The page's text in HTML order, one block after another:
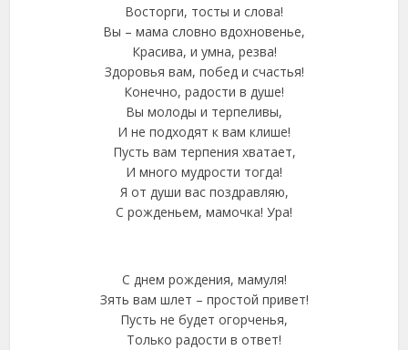
Восторги, тосты и слова!
Вы – мама словно вдохновенье,
Красива, и умна, резва!
Здоровья вам, побед и счастья!
Конечно, радости в душе!
Вы молоды и терпеливы,
И не подходят к вам клише!
Пусть вам терпения хватает,
И много мудрости тогда!
Я от души вас поздравляю,
С рожденьем, мамочка! Ура!
С днем рождения, мамуля!
Зять вам шлет – простой привет!
Пусть не будет огорченья,
Только радости в ответ!